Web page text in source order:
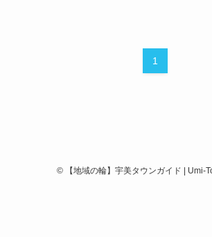
1
© 【地域の輪】宇美タウンガイド | Umi-